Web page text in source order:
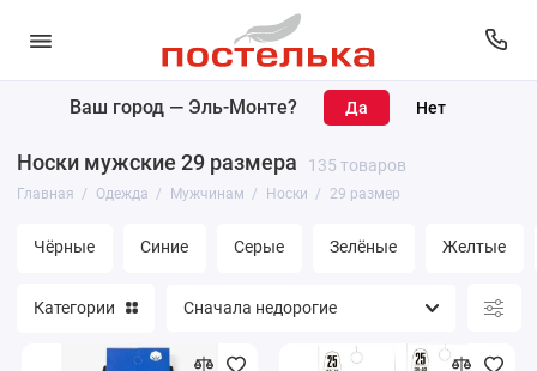
Ваш город — Эль-Монте?
Носки мужские 29 размера 135 товаров
Главная Одежда Мужчинам Носки 29 размер
Чёрные Синие Серые Зелёные Желтые
Мужчинам
Категории